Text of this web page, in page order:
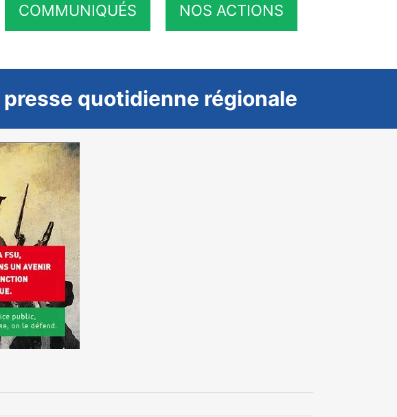
COMMUNIQUÉS NOS ACTIONS
quotidienne régionale